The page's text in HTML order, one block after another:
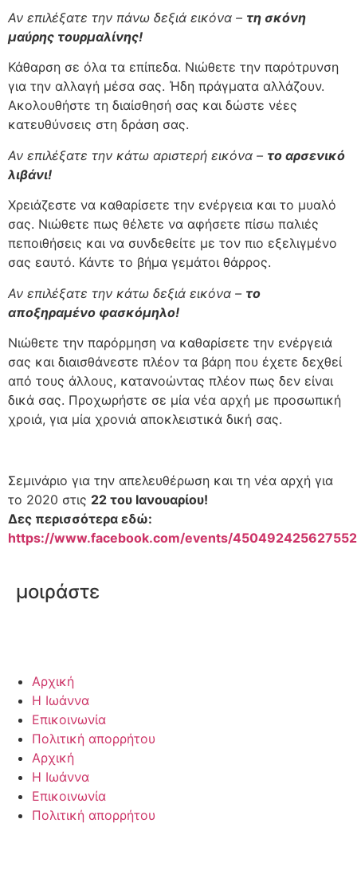
Αν επιλέξατε την πάνω δεξιά εικόνα – τη σκόνη
μαύρης τουρμαλίνης!
Κάθαρση σε όλα τα επίπεδα. Νιώθετε την παρότρυνση
για την αλλαγή μέσα σας. Ήδη πράγματα αλλάζουν.
Ακολουθήστε τη διαίσθησή σας και δώστε νέες
κατευθύνσεις στη δράση σας.
Αν επιλέξατε την κάτω αριστερή εικόνα – το αρσενικό
λιβάνι!
Χρειάζεστε να καθαρίσετε την ενέργεια και το μυαλό
σας. Νιώθετε πως θέλετε να αφήσετε πίσω παλιές
πεποιθήσεις και να συνδεθείτε με τον πιο εξελιγμένο
σας εαυτό. Κάντε το βήμα γεμάτοι θάρρος.
Αν επιλέξατε την κάτω δεξιά εικόνα – το
αποξηραμένο φασκόμηλο!
Νιώθετε την παρόρμηση να καθαρίσετε την ενέργειά
σας και διαισθάνεστε πλέον τα βάρη που έχετε δεχθεί
από τους άλλους, κατανοώντας πλέον πως δεν είναι
δικά σας. Προχωρήστε σε μία νέα αρχή με προσωπική
χροιά, για μία χρονιά αποκλειστικά δική σας.
Σεμινάριο για την απελευθέρωση και τη νέα αρχή για
το 2020 στις 22 του Ιανουαρίου!
Δες περισσότερα εδώ:
https://www.facebook.com/events/
μοιράστε
Αρχική
Η Ιωάννα
Επικοινωνία
Πολιτική απορρήτου
Αρχική
Η Ιωάννα
Επικοινωνία
Πολιτική απορρήτου